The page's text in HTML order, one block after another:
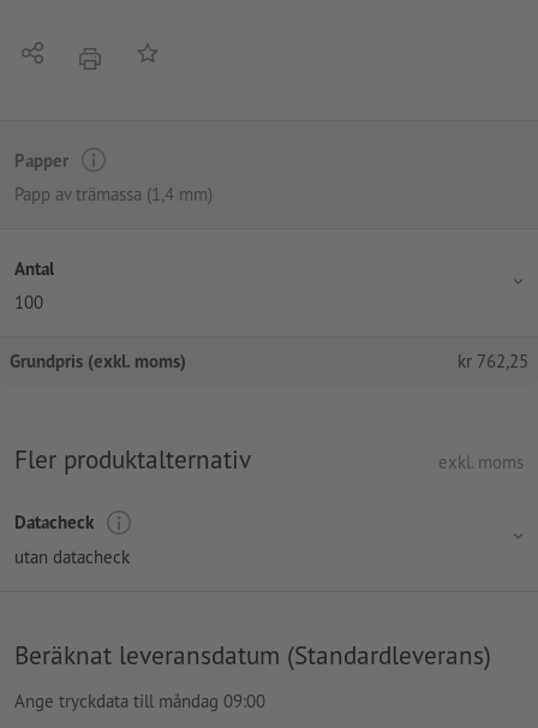
Dela erbjudandePå anteckningslistan
Papper
Papp av trämassa (1,4 mm)
Antal
100
Grundpris (exkl. moms) kr 762,25
Fler produktalternativ exkl. moms
Datacheck
utan datacheck
Beräknat leveransdatum (Standardleverans)
Ange tryckdata till måndag 09:00